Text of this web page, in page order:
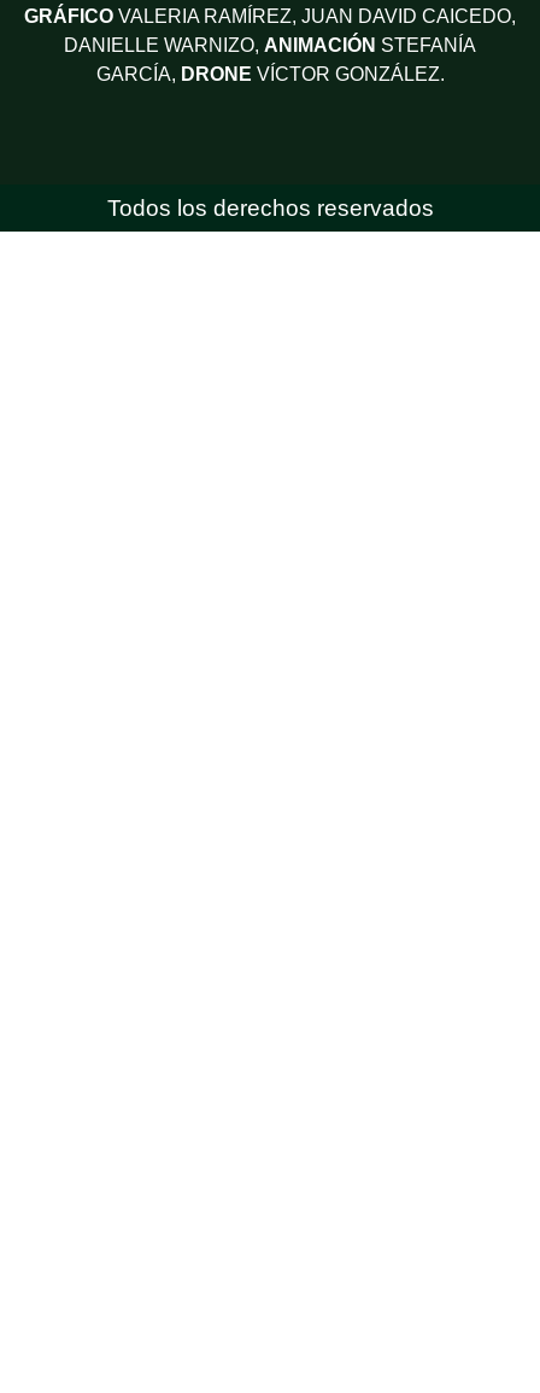
GRÁFICO VALERIA RAMÍREZ, JUAN DAVID CAICEDO,
DANIELLE WARNIZO, ANIMACIÓN STEFANÍA
GARCÍA, DRONE VÍCTOR GONZÁLEZ.
Todos los derechos reservados